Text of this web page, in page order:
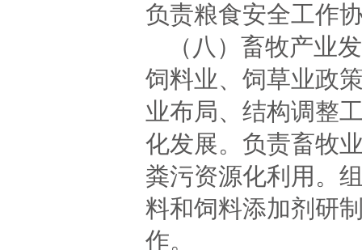
负责粮食安全工作
（八）畜牧产业
饲料业、饲草业政
业布局、结构调整
化发展。负责畜牧
粪污资源化利用。
料和饲料添加剂研
作。